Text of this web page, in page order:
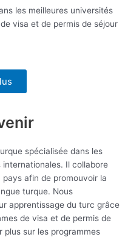
les meilleures universités
visa et de permis de séjour
spécialisée dans les
Il collabore
afin de promouvoir la
turque. Nous
apprentissage du turc grâce
de visa et de permis de
plus sur les programmes